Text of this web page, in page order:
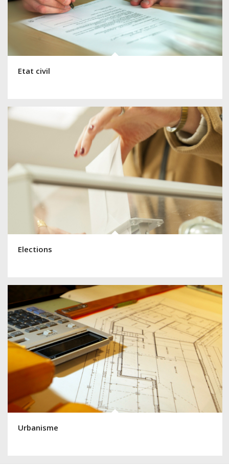
Etat civil
Elections
Urbanisme